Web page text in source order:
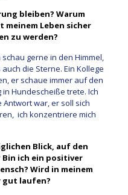
bleiben? Warum
meinem Leben sicher
zu werden?
gerne in den Himmel,
die Sterne. Ein Kollege
er schaue immer auf den
Hundescheiße trete. Ich
war, er soll sich
ich konzentriere mich
Blick, auf den
Bin ich ein positiver
Wird in meinem
gut laufen?